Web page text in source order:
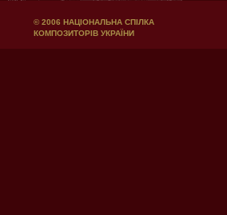
© 2006 НАЦІОНАЛЬНА СПІЛКА
КОМПОЗИТОРІВ УКРАЇНИ